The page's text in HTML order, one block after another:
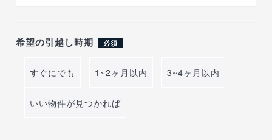
希望の引越し時期 必須
すぐにでも 1~2ヶ月以内 3~4ヶ月以内
いい物件が見つかれば